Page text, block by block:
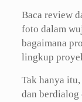
Baca review
foto dalam
bagaimana
lingkup
Tak hanya
dan berdialog